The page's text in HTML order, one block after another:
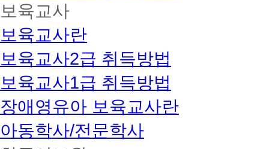
보육교사
보육교사란
보육교사2급 취득방법
보육교사1급 취득방법
장애영유아 보육교사란
아동학사/전문학사